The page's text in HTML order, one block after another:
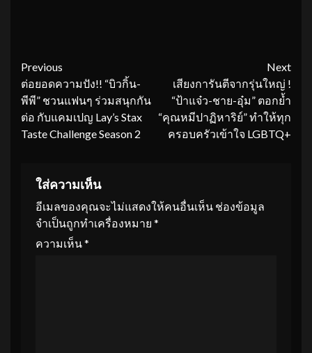
Continue
Reading
Previous
ต่อยอดความปัง!! “บิวกิ้น-
พีพี” ชวนแฟนๆ ร่วมสนุกกัน
ต่อ กับแคมเปญ Lay’s Stax
Taste Challenge Season 2
Next
เสียงการันตีจากรุ่นใหญ่ !
“ป้าแจ๋ว-ชาย-อุ๋ม” ตอกย้ำ
“คุณหมีปาฏิหาริย์” ทำให้ทุก
ครอบครัวเข้าใจ LGBTQ+
ใส่ความเห็น
อีเมลของคุณจะไม่แสดงให้คนอื่นเห็น ช่องข้อมูล
จำเป็นถูกทำเครื่องหมาย *
ความเห็น*